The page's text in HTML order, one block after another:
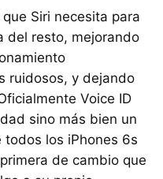
Siri necesita para
del resto, mejorando
ruidosos, y dejando
Voice ID
sino más bien un
los iPhones 6s
de cambio que